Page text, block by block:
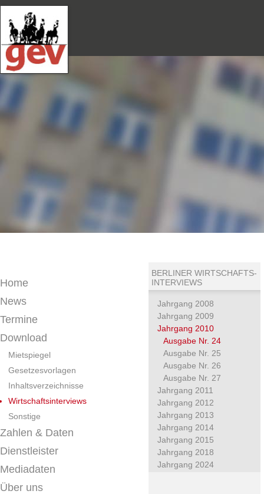
Home
News
Termine
Download
Mietspiegel
Gesetzesvorlagen
Inhaltsverzeichnisse
Wirtschaftsinterviews
Sonstige
Zahlen & Daten
Dienstleister
Mediadaten
Über uns
BERLINER WIRTSCHAFTS-
INTERVIEWS
Jahrgang 2008
Jahrgang 2009
Jahrgang 2010
Ausgabe Nr. 24
Ausgabe Nr. 25
Ausgabe Nr. 26
Ausgabe Nr. 27
Jahrgang 2011
Jahrgang 2012
Jahrgang 2013
Jahrgang 2014
Jahrgang 2015
Jahrgang 2018
Jahrgang 2024